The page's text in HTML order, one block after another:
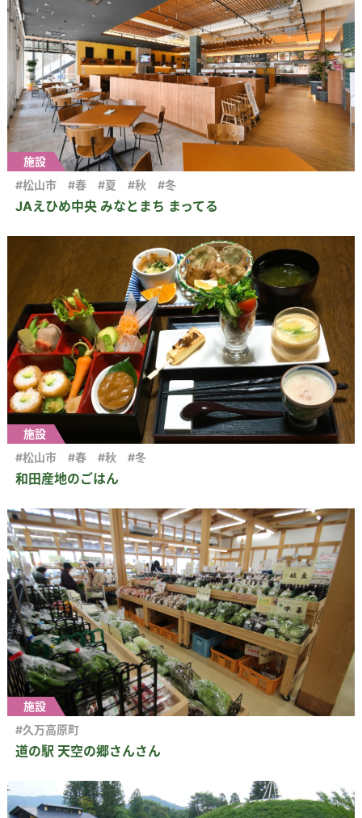
施設
JAえひめ中央 みなとまち まってる
#松山市 #春 #夏 #秋 #冬
施設
和田産地のごはん
#松山市 #春 #秋 #冬
施設
道の駅 天空の郷さんさん
#久万高原町